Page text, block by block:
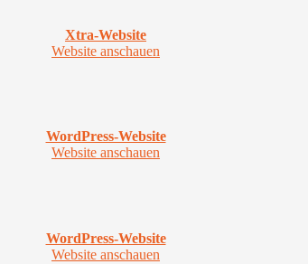
Xtra-Website
Website anschauen
WordPress-Website
Website anschauen
WordPress-Website
Website anschauen